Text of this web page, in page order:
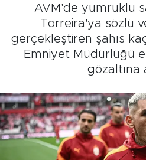
AVM'de yumruklu
Torreira'ya sözlü
gerçekleştiren şahıs
Emniyet Müdürlüğü
gözaltına